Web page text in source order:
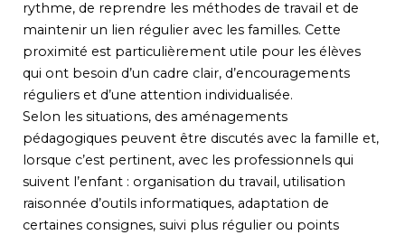
rythme, de reprendre les méthodes de travail et de
maintenir un lien régulier avec les familles. Cette
proximité est particulièrement utile pour les élèves
qui ont besoin d’un cadre clair, d’encouragements
réguliers et d’une attention individualisée.
Selon les situations, des aménagements
pédagogiques peuvent être discutés avec la famille et,
lorsque c’est pertinent, avec les professionnels qui
suivent l’enfant : organisation du travail, utilisation
raisonnée d’outils informatiques, adaptation de
certaines consignes, suivi plus régulier ou points